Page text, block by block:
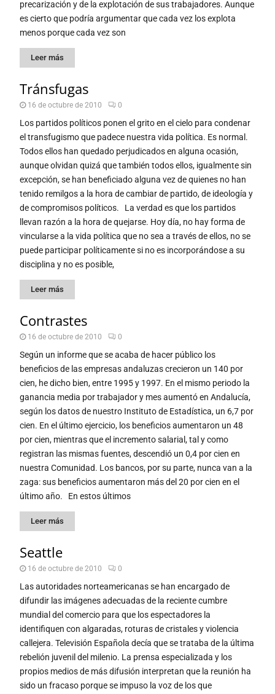
precarización y de la explotación de sus trabajadores. Aunque
es cierto que podría argumentar que cada vez los explota
menos porque cada vez son
Leer más
Tránsfugas
16 de octubre de 2010 0
Los partidos políticos ponen el grito en el cielo para condenar
el transfugismo que padece nuestra vida política. Es normal.
Todos ellos han quedado perjudicados en alguna ocasión,
aunque olvidan quizá que también todos ellos, igualmente sin
excepción, se han beneficiado alguna vez de quienes no han
tenido remilgos a la hora de cambiar de partido, de ideología y
de compromisos políticos. La verdad es que los partidos
llevan razón a la hora de quejarse. Hoy día, no hay forma de
vincularse a la vida política que no sea a través de ellos, no se
puede participar políticamente si no es incorporándose a su
disciplina y no es posible,
Leer más
Contrastes
16 de octubre de 2010 0
Según un informe que se acaba de hacer público los
beneficios de las empresas andaluzas crecieron un 140 por
cien, he dicho bien, entre 1995 y 1997. En el mismo periodo la
ganancia media por trabajador y mes aumentó en Andalucía,
según los datos de nuestro Instituto de Estadística, un 6,7 por
cien. En el último ejercicio, los beneficios aumentaron un 48
por cien, mientras que el incremento salarial, tal y como
registran las mismas fuentes, descendió un 0,4 por cien en
nuestra Comunidad. Los bancos, por su parte, nunca van a la
zaga: sus beneficios aumentaron más del 20 por cien en el
último año. En estos últimos
Leer más
Seattle
16 de octubre de 2010 0
Las autoridades norteamericanas se han encargado de
difundir las imágenes adecuadas de la reciente cumbre
mundial del comercio para que los espectadores la
identifiquen con algaradas, roturas de cristales y violencia
callejera. Televisión Española decía que se trataba de la última
rebelión juvenil del milenio. La prensa especializada y los
propios medios de más difusión interpretan que la reunión ha
sido un fracaso porque se impuso la voz de los que